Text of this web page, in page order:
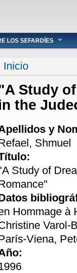
LOS SEFARDÍES
Se encuentra
Inicio
Study
the
y
Shmuel
Study of
Hommage à
Varol-
Viena,